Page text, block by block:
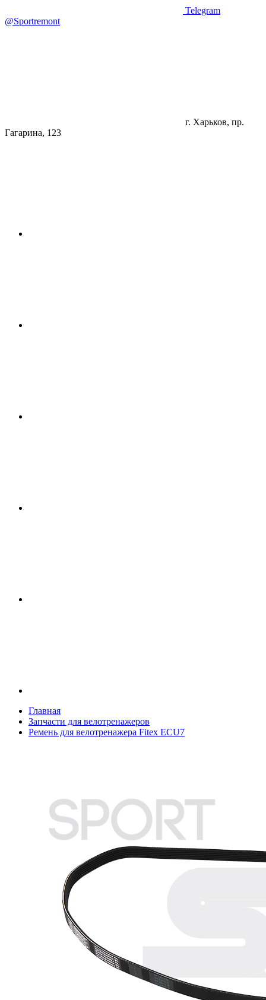
Telegram
@Sportremont
г. Харьков, пр.
Гагарина, 123
Главная
Запчасти для велотренажеров
Ремень для велотренажера Fitex ECU7